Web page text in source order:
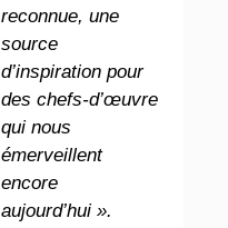
reconnue, une
source
d’inspiration pour
des chefs-d’œuvre
qui nous
émerveillent
encore
aujourd’hui ».